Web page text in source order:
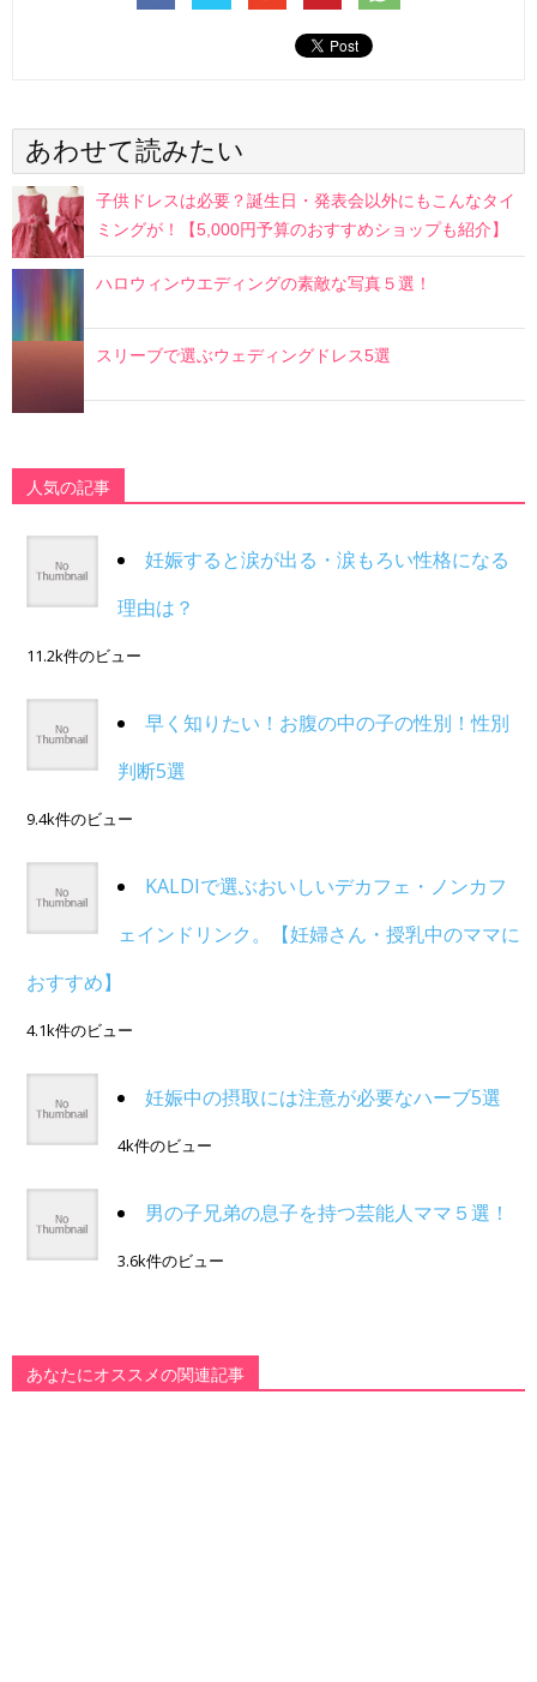
あわせて読みたい
子供ドレスは必要？誕生日・発表会以外にもこんなタイ
ミングが！【5,000円予算のおすすめショップも紹介】
ハロウィンウエディングの素敵な写真５選！
スリーブで選ぶウェディングドレス5選
人気の記事
妊娠すると涙が出る・涙もろい性格になる
理由は？
11.2k件のビュー
早く知りたい！お腹の中の子の性別！性別
判断5選
9.4k件のビュー
KALDIで選ぶおいしいデカフェ・ノンカフ
ェインドリンク。【妊婦さん・授乳中のママに
おすすめ】
4.1k件のビュー
妊娠中の摂取には注意が必要なハーブ5選
4k件のビュー
男の子兄弟の息子を持つ芸能人ママ５選！
3.6k件のビュー
あなたにオススメの関連記事